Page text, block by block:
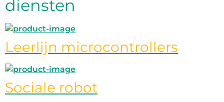
diensten
Leerlijn microcontrollers
Sociale robot